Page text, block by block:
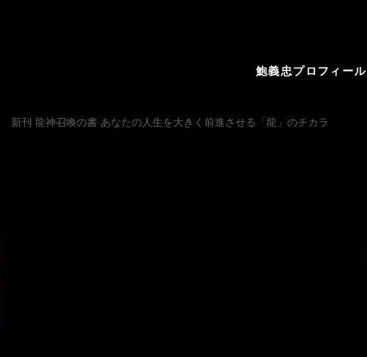
新刊 龍神召喚の書 あなたの人生を大きく前進させる「龍」のチカラ
鮑義忠プロフィール